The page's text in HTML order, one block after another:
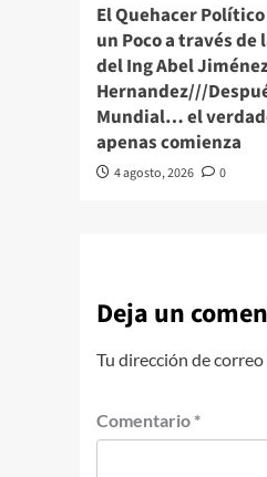
El Quehacer Político
un Poco a través de
del Ing Abel
Hernandez///
Mundial… el
apenas comienza
4 agosto, 2026 0
Deja un
Tu dirección de
Comentario *